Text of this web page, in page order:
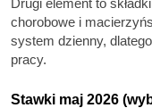
chorobowe i
system dzienny,
pracy.
Stawki maj 2026